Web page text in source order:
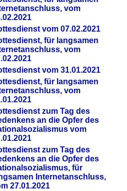
vom
vom 07.02.2021
für langsamen
vom
vom 31.01.2021
für langsamen
vom
zum Tag des
an die Opfer des
vom
zum Tag des
an die Opfer des
für
Internetanschluss,
27.01.2021